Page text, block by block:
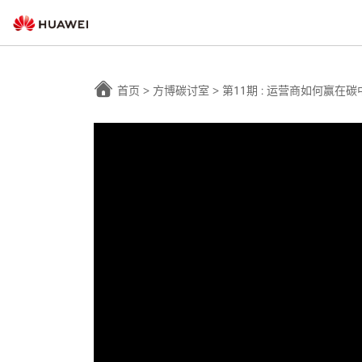
首页 > 方博碳讨室 > 第11期 : 运营商如何赢在碳